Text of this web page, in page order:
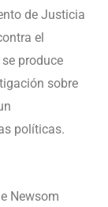
de Justicia
el
produce
sobre
políticas.
Newsom